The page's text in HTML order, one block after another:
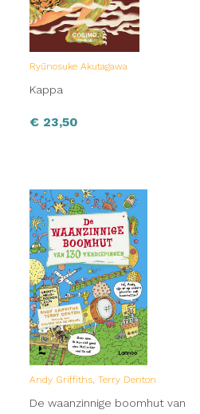
Ryūnosuke Akutagawa
Kappa
€ 23,50
Andy Griffiths, Terry Denton
De waanzinnige boomhut van